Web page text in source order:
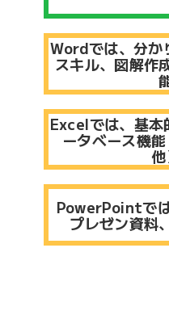
Wordでは、分か
スキル、図解作
Excelでは、基本
ータベース機
PowerPointで
プレゼン資料